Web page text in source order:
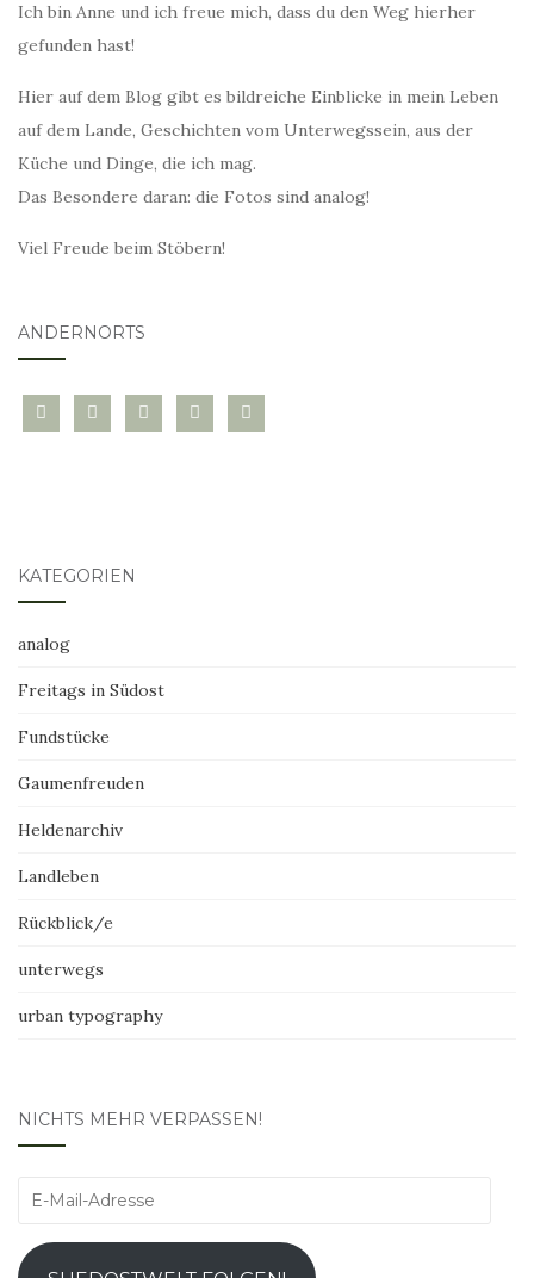
Ich bin Anne und ich freue mich, dass du den Weg hierher
gefunden hast!
Hier auf dem Blog gibt es bildreiche Einblicke in mein Leben
auf dem Lande, Geschichten vom Unterwegssein, aus der
Küche und Dinge, die ich mag.
Das Besondere daran: die Fotos sind analog!
Viel Freude beim Stöbern!
ANDERNORTS
bloglovininstagramtwitter pinterest
mail
KATEGORIEN
analog
Freitags in Südost
Fundstücke
Gaumenfreuden
Heldenarchiv
Landleben
Rückblick/e
unterwegs
urban typography
NICHTS MEHR VERPASSEN!
E-
Adresse